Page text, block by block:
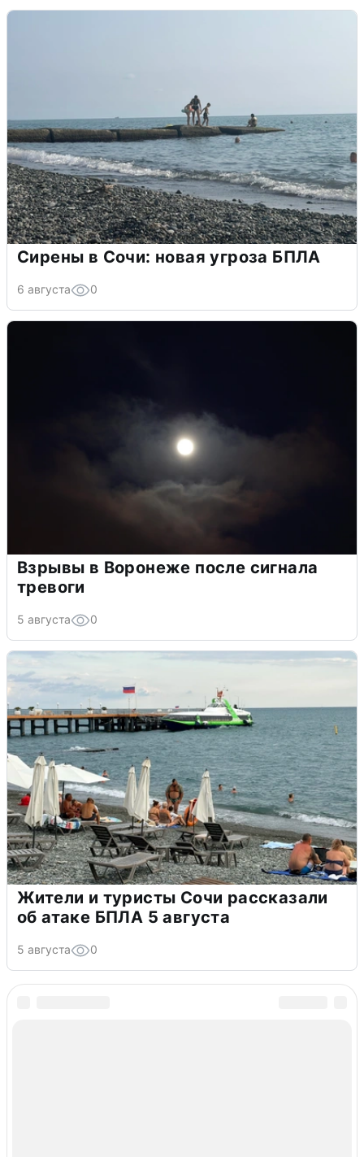
Сирены в Сочи: новая угроза БПЛА
6 августа 0
Взрывы в Воронеже после сигнала
тревоги
5 августа 0
Жители и туристы Сочи рассказали
об атаке БПЛА 5 августа
5 августа 0